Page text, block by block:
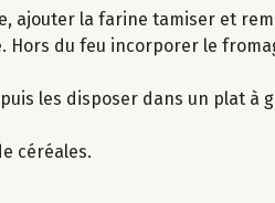
la farine tamiser et
Hors du feu incorporer le
les disposer dans un plat à
céréales.